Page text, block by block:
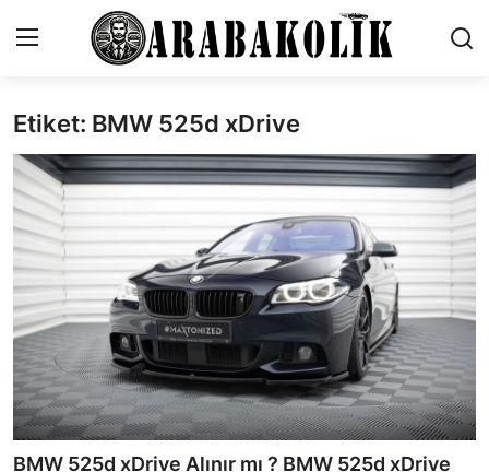
İletişim
Genel
Karşılaştırmalar
Testler
Markalar
Motosiklet
Öneriler
Etiket: BMW 525d xDrive
BMW 525d xDrive Alınır mı ? BMW 525d xDrive